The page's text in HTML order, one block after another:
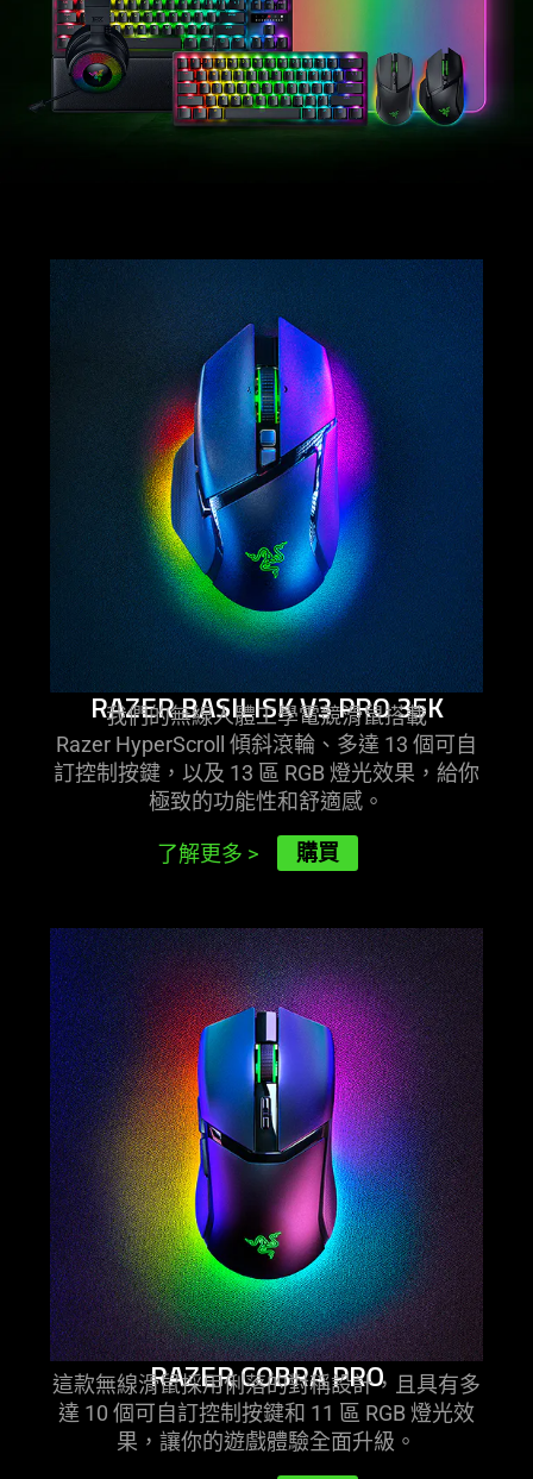
RAZER BASILISK V3 PRO 35K
我們的無線人體工學電競滑鼠搭載
Razer HyperScroll 傾斜滾輪、多達 13 個可自
訂控制按鍵，以及 13 區 RGB 燈光效果，給你
極致的功能性和舒適感 。
了解更多 > 購買
RAZER COBRA PRO
這款無線滑鼠採用俐落的對稱設計，且具有多
達 10 個可自訂控制按鍵和 11 區 RGB 燈光效
果，讓你的遊戲體驗全面升級 。